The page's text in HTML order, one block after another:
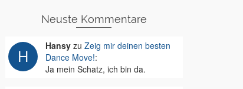
Neuste Kommentare
Hansyzu Zeig mir deinen besten
Dance Move!:
Ja mein Schatz, ich bin da.